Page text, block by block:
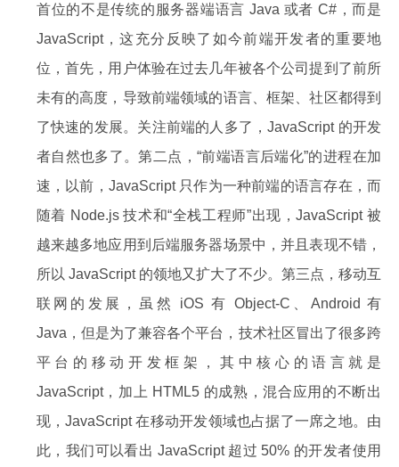
首位的不是传统的服务器端语言 Java 或者 C#，而是
JavaScript，这充分反映了如今前端开发者的重要地
位，首先，用户体验在过去几年被各个公司提到了前所
未有的高度，导致前端领域的语言、框架、社区都得到
了快速的发展。关注前端的人多了，JavaScript 的开发
者自然也多了。第二点，“前端语言后端化”的进程在加
速，以前，JavaScript 只作为一种前端的语言存在，而
随着 Node.js 技术和“全栈工程师”出现，JavaScript 被
越来越多地应用到后端服务器场景中，并且表现不错，
所以 JavaScript 的领地又扩大了不少。第三点，移动互
联网的发展，虽然 iOS 有 Object-C、Android 有
Java，但是为了兼容各个平台，技术社区冒出了很多跨
平台的移动开发框架，其中核心的语言就是
JavaScript，加上 HTML5 的成熟，混合应用的不断出
现，JavaScript 在移动开发领域也占据了一席之地。由
此，我们可以看出 JavaScript 超过 50% 的开发者使用